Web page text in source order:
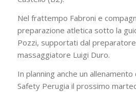
Nel frattempo Fabroni e
preparazione atletica sotto la
Pozzi, supportati dal
massaggiatore Luigi Duro.
In planning anche un allenamento
Safety Perugia il prossimo